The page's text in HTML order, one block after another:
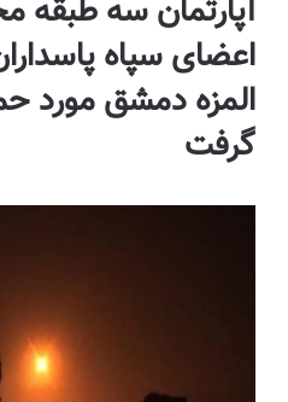
آپارتمان سه
اعضای سپاه
المزه دمشق مورد
گرفت